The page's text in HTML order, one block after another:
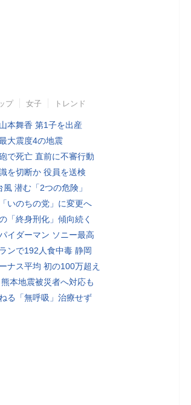
プ 女子 トレンド
本舞香 第1子を出産
大震度4の地震
で死亡 直前に不審行動
を切断か 役員を送検
風 潜む「2つの危険」
いのちの党」に変更へ
「終身刑化」傾向続く
イダーマン ソニー最高
ンで192人食中毒 静岡
ナス平均 初の100万超え
本地震被災者へ対応も
る「無呼吸」治療せず